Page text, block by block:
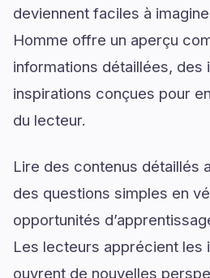
deviennent faciles à
Homme offre un aperçu
informations détaillées, des
inspirations conçues pour
du lecteur.
Lire des contenus détaillés
des questions simples en
opportunités
Les lecteurs apprécient les
ouvrent de nouvelles